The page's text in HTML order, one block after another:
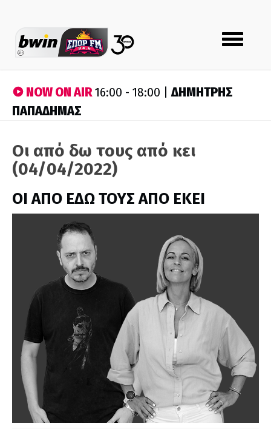
Toggle
navigation
NOW ON AIR16:00 - 18:00 |ΔΗΜΗΤΡΗΣ
ΠΑΠΑΔΗΜΑΣ
Οι από δω τους από κει
(04/04/2022)
ΟΙ ΑΠΟ ΕΔΩ ΤΟΥΣ ΑΠΟ ΕΚΕΙ